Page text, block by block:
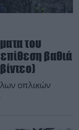
του
βαθιά
οπλικών